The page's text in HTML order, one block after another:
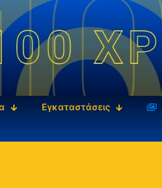
Εγκαταστάσεις